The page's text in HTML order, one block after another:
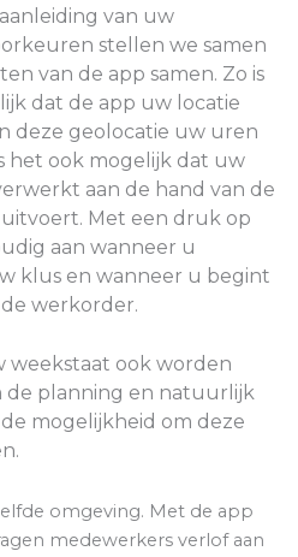
van uw
stellen we samen
van de app samen. Zo is
dat de app uw locatie
deze geolocatie uw uren
het ook mogelijk dat uw
aan de hand van de
Met een druk op
aan wanneer u
klus en wanneer u begint
werkorder.
weekstaat ook worden
de planning en natuurlijk
mogelijkheid om deze
omgeving. Met de app
medewerkers verlof aan